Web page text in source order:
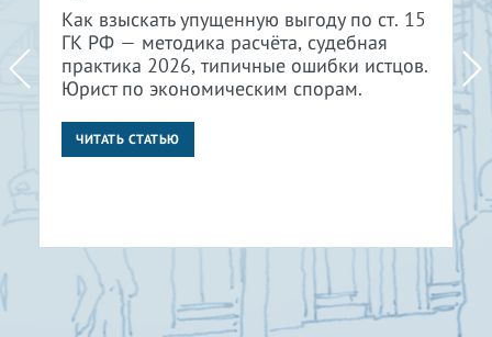
Как взыскать упущенную выгоду по ст. 15
ГК РФ — методика расчёта, судебная
практика 2026, типичные ошибки истцов.
Юрист по экономическим спорам.
ЧИТАТЬ СТАТЬЮ